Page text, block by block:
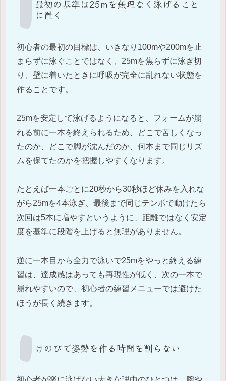
最初の基準は25mを無理なく泳げること
に置く
初心者の最初の目標は、いきなり100mや200mを止
まらずに泳ぐことではなく、25mを焦らずに泳ぎ切
り、壁に着いたときに呼吸が完全に乱れない状態を
作ることです。
25mを安定して泳げるようになると、フォームが崩
れる前に一本を終えられるため、どこで苦しくなっ
たのか、どこで脚が沈んだのか、何本まで同じリズ
ムを保てたのかを把握しやすくなります。
たとえば一本ごとに20秒から30秒ほど休みを入れな
がら25mを4本泳ぎ、最後まで同じテンポで動けたら
次回は5本に増やすというように、距離ではなく安定
度を基準に段階を上げると無理がありません。
逆に一本目から全力で泳いで25mをやっと終える練
習は、達成感はあっても再現性が低く、次の一本で
崩れやすいので、初心者の練習メニューでは避けた
ほうが長く続きます。
けのびで姿勢を作る時間を削らない